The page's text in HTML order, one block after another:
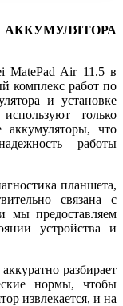
MatePad Air 11.5 в
комплекс работ по
и установке
только
аккумуляторы, что
работы
планшета,
связана с
мы предоставляем
устройства и
разбирает
нормы, чтобы
извлекается, и на